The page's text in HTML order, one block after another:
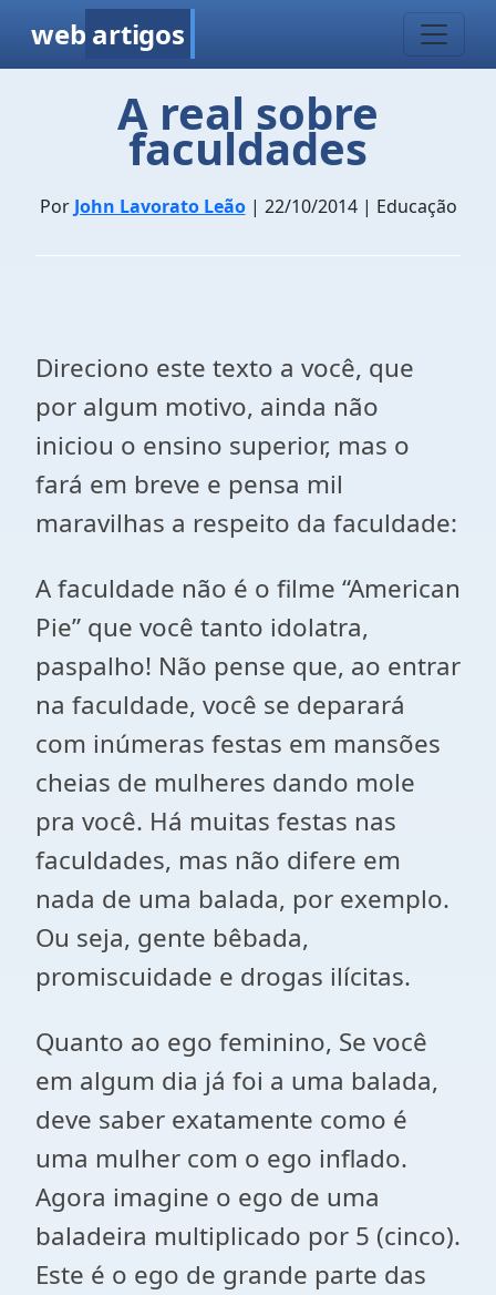
web artigos
A real sobre
faculdades
Por John Lavorato Leão| 22/10/2014 | Educação
Direciono este texto a você, que
por algum motivo, ainda não
iniciou o ensino superior, mas o
fará em breve e pensa mil
maravilhas a respeito da faculdade:
A faculdade não é o filme “American
Pie” que você tanto idolatra,
paspalho! Não pense que, ao entrar
na faculdade, você se deparará
com inúmeras festas em mansões
cheias de mulheres dando mole
pra você. Há muitas festas nas
faculdades, mas não difere em
nada de uma balada, por exemplo.
Ou seja, gente bêbada,
promiscuidade e drogas ilícitas.
Quanto ao ego feminino, Se você
em algum dia já foi a uma balada,
deve saber exatamente como é
uma mulher com o ego inflado.
Agora imagine o ego de uma
baladeira multiplicado por 5 (cinco).
Este é o ego de grande parte das